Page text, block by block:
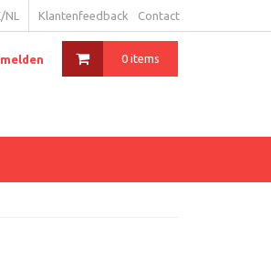
Klantenfeedback Contact
NL
0 items